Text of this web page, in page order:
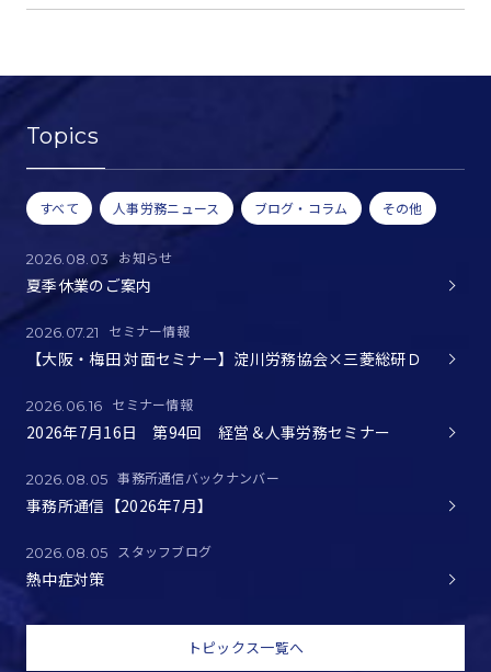
Topics
すべて 人事労務ニュース ブログ・コラム その他
2026.08.03 お知らせ
夏季休業のご案内
2026.07.21 セミナー情報
【大阪・梅田 対面セミナー】淀川労務協会×三菱総研Ｄ
2026.06.16 セミナー情報
2026年7月16日 第94回 経営＆人事労務セミナー
2026.08.05 事務所通信バックナンバー
事務所通信【2026年7月】
2026.08.05 スタッフブログ
熱中症対策
トピックス一覧へ